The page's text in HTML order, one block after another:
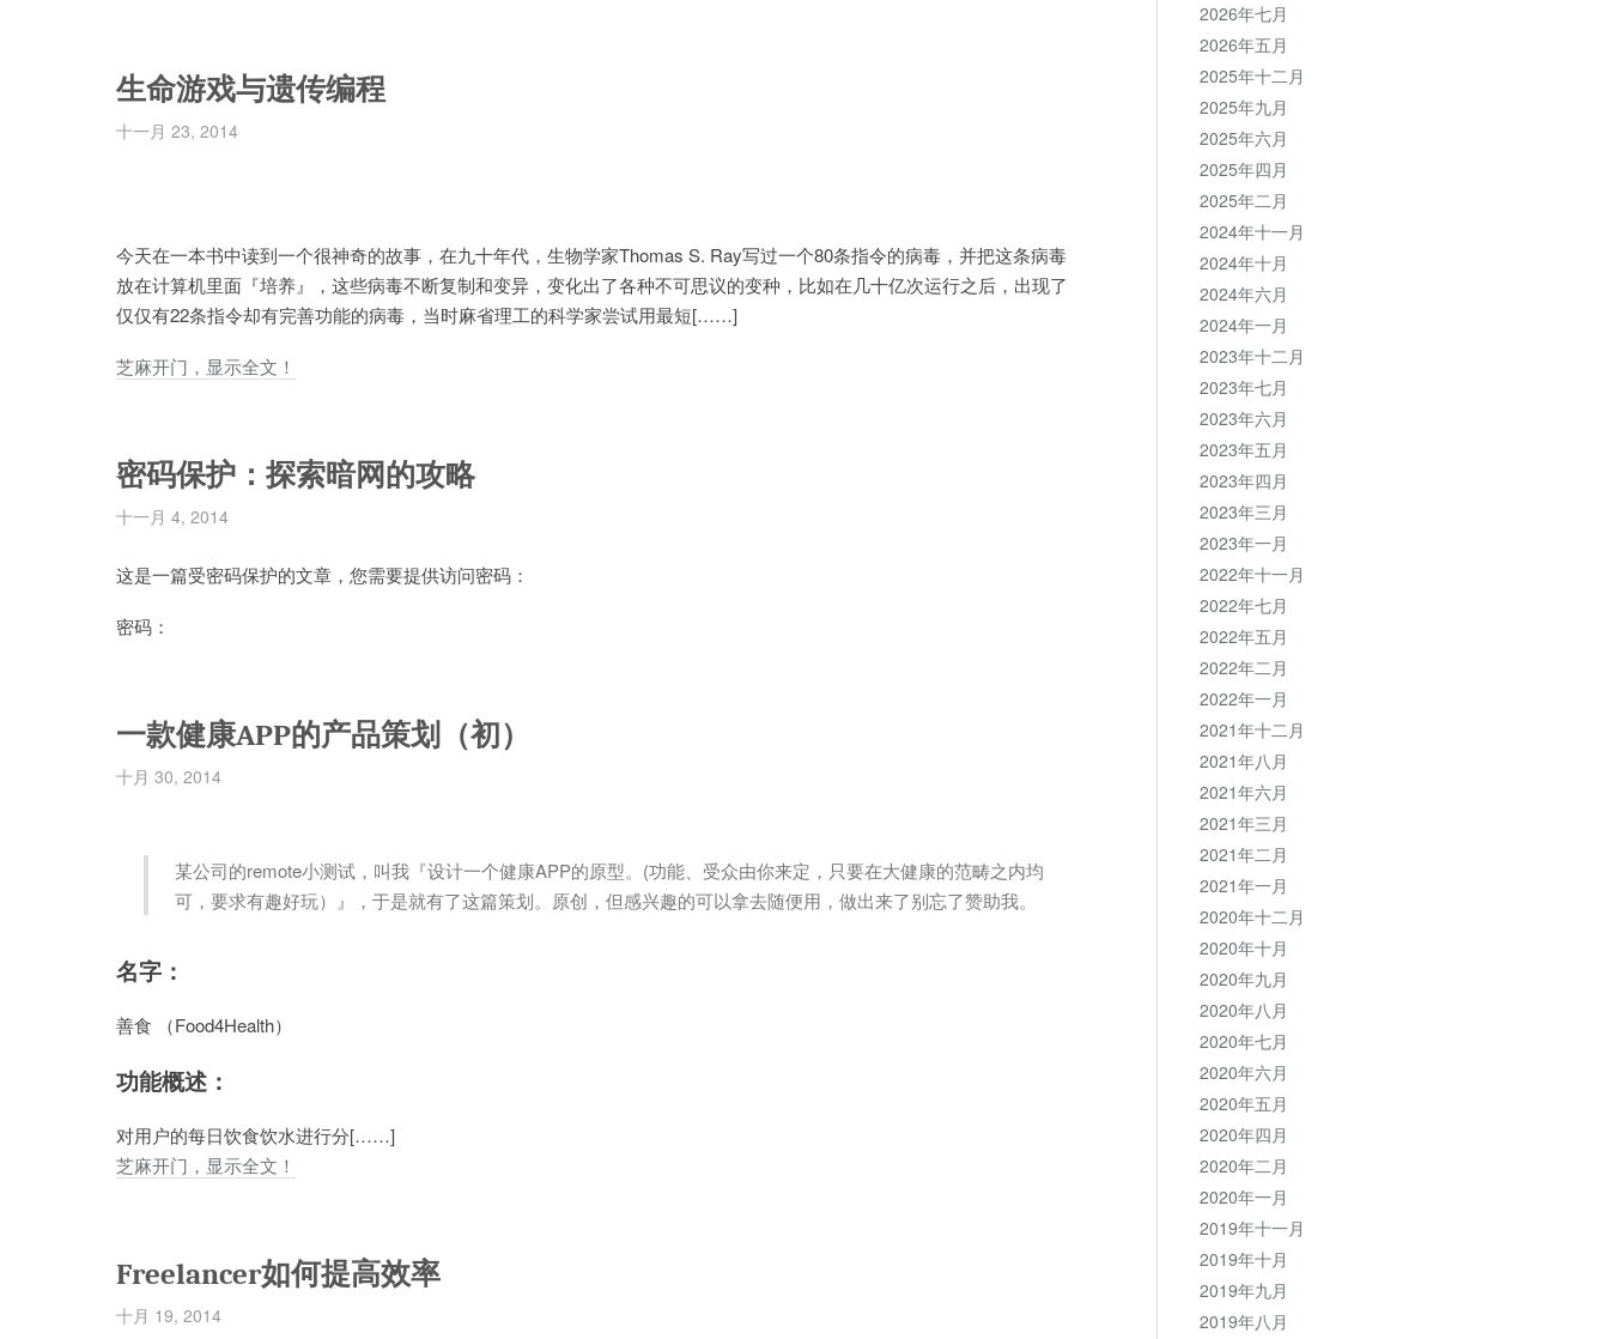
生命游戏与遗传编程
十一月 23, 2014
今天在一本书中读到一个很神奇的故事，在九十年代，生物学家Thomas S. Ray写过一个80条指令的病毒，并把这条病毒
放在计算机里面『培养』，这些病毒不断复制和变异，变化出了各种不可思议的变种，比如在几十亿次运行之后，出现了
仅仅有22条指令却有完善功能的病毒，当时麻省理工的科学家尝试用最短[……]
芝麻开门，显示全文！
密码保护：探索暗网的攻略
十一月 4, 2014
这是一篇受密码保护的文章，您需要提供访问密码：
密码：
一款健康APP的产品策划（初）
十月 30, 2014
某公司的remote小测试，叫我『设计一个健康APP的原型。(功能、受众由你来定，只要在大健康的范畴之内均
可，要求有趣好玩）』，于是就有了这篇策划。原创，但感兴趣的可以拿去随便用，做出来了别忘了赞助我。
名字：
善食 （Food4Health）
功能概述：
对用户的每日饮食饮水进行分[……]
芝麻开门，显示全文！
Freelancer如何提高效率
十月 19, 2014
2026年七月
2026年五月
2025年十二月
2025年九月
2025年六月
2025年四月
2025年二月
2024年十一月
2024年十月
2024年六月
2024年一月
2023年十二月
2023年七月
2023年六月
2023年五月
2023年四月
2023年三月
2023年一月
2022年十一月
2022年七月
2022年五月
2022年二月
2022年一月
2021年十二月
2021年八月
2021年六月
2021年三月
2021年二月
2021年一月
2020年十二月
2020年十月
2020年九月
2020年八月
2020年七月
2020年六月
2020年五月
2020年四月
2020年二月
2020年一月
2019年十一月
2019年十月
2019年九月
2019年八月